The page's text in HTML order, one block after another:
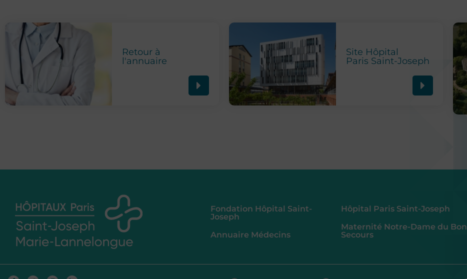
Retour à
l'annuaire
Site Hôpital
Paris Saint-Joseph
Fondation Hôpital Saint-
Joseph
Annuaire Médecins
Hôpital Paris Saint-Joseph
Maternité Notre-Dame du Bon
Secours
Facebook-TwitterInstagramLinkedin-